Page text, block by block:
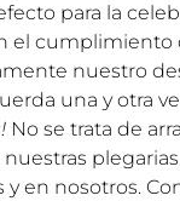
para la
el cumplimiento
nuestro
una y otra
No se trata de
en nosotros.